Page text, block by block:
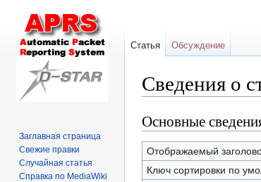
Сведения о
Перейти
к
навигации
Перейти
к
поиску
Основные
Отображаемый
Ключ сортировки по
Статья Обсуждение
Заглавная страница
Свежие правки
Случайная статья
Справка по MediaWiki